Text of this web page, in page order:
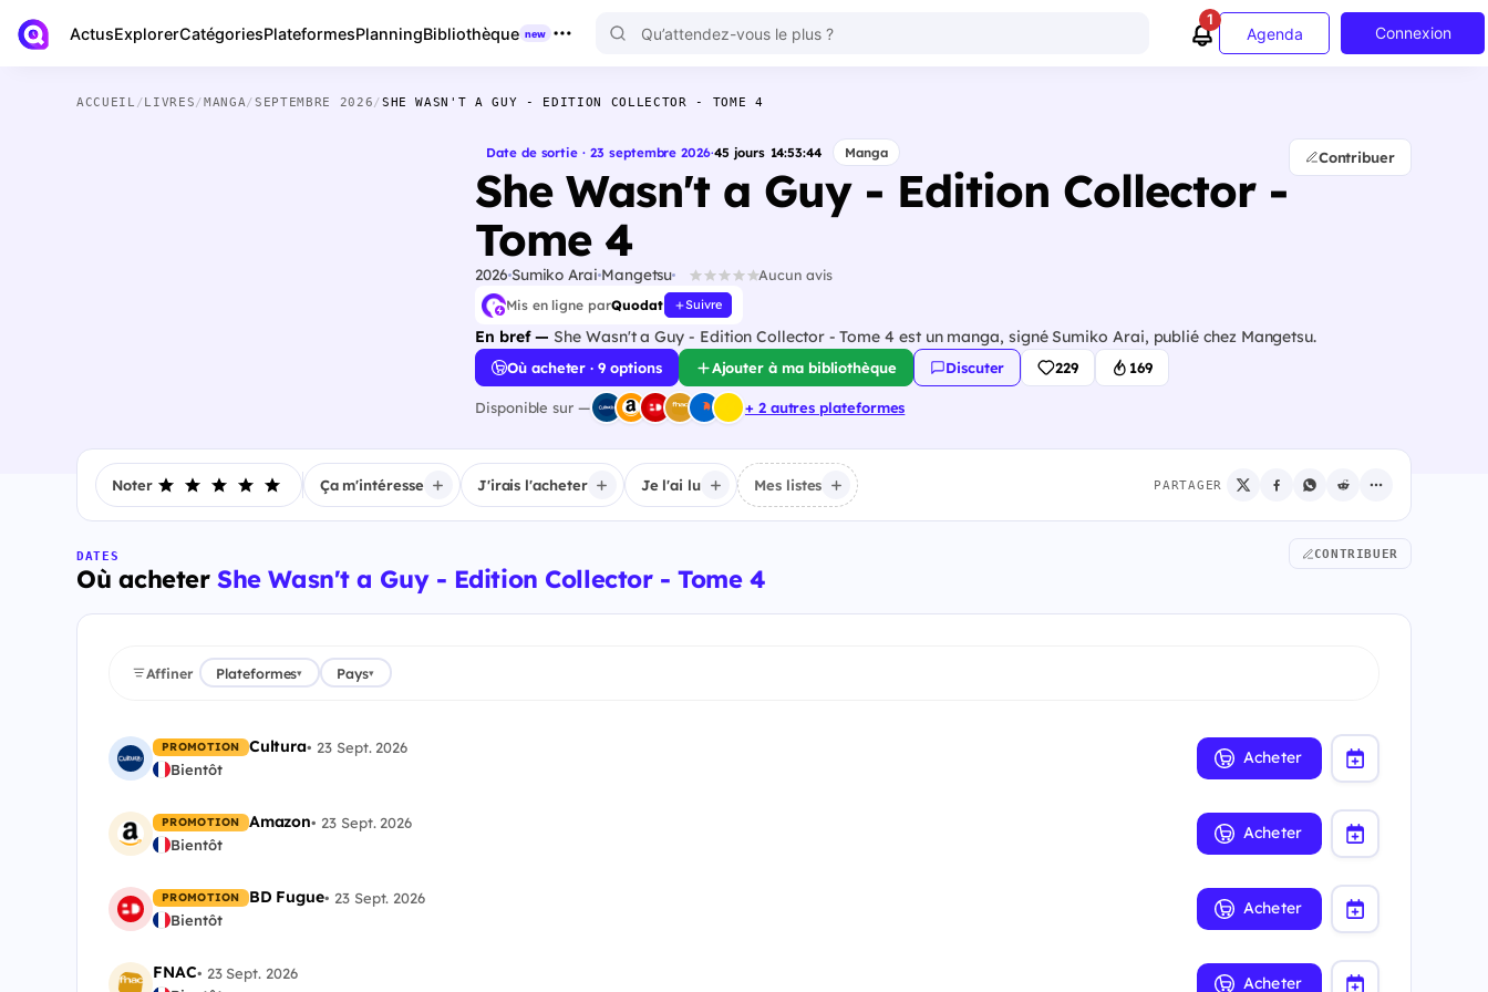
ActusExplorerCatégoriesPlateformesPlanningBibliothèque new
1
Agenda Connexion
ACCUEIL /LIVRES/MANGA/SEPTEMBRE 2026/SHE WASN'T A GUY - EDITION COLLECTOR - TOME 4
Date de sortie · 23 septembre 2026·45 jours 14:53:42 Manga
She Wasn't a Guy - Edition Collector -
Tome 4
2026 Sumiko Arai Mangetsu Aucun avis
Mis en ligne parQuodat Suivre
En bref — She Wasn't a Guy - Edition Collector - Tome 4 est un manga, signé Sumiko Arai, publié chez Mangetsu.
Contribuer
Où acheter · 9 options Ajouter à ma bibliothèque Discuter 229 169
Disponible sur — + 2 autres plateformes
Noter Ça m'intéresse J'irais l'acheter Je l'ai lu Mes listes PARTAGER
DATES
Où acheterShe Wasn't a Guy - Edition Collector - Tome 4
CONTRIBUER
Affiner Plateformes▾ Pays▾
PROMOTION Cultura• 23 Sept. 2026
Bientôt
Acheter
PROMOTION Amazon• 23 Sept. 2026
Bientôt
Acheter
PROMOTION BD Fugue• 23 Sept. 2026
Bientôt
Acheter
FNAC• 23 Sept. 2026
Acheter